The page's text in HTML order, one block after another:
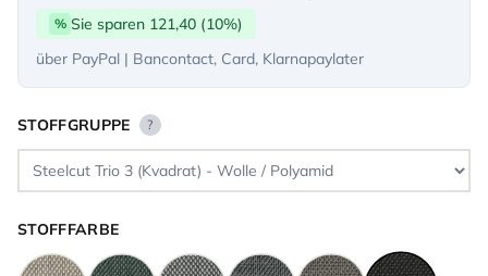
% Sie sparen 121,40 (10%)
über PayPal | Bancontact, Card, Klarnapaylater
STOFFGRUPPE ?
STOFFFARBE